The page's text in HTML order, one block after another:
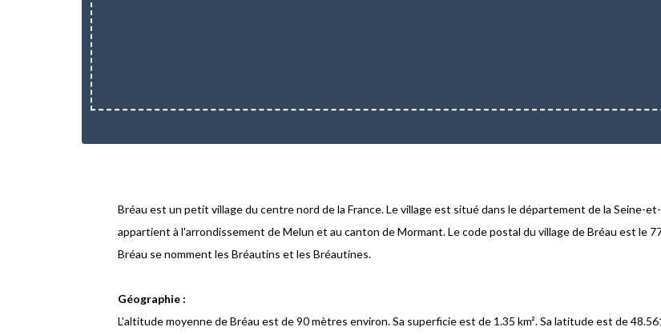
Bréau est un petit village du centre nord de la France. Le village est situé dans le département de la Seine-
appartient à l'arrondissement de Melun et au canton de Mormant. Le code postal du village de Bréau est le
Bréau se nomment les Bréautins et les Bréautines.
Géographie :
L'altitude moyenne de Bréau est de 90 mètres environ. Sa superficie est de 1.35 km². Sa latitude est de